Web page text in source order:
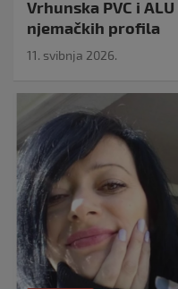
Vrhunska PVC i
njemačkih profila
11. svibnja 2026.